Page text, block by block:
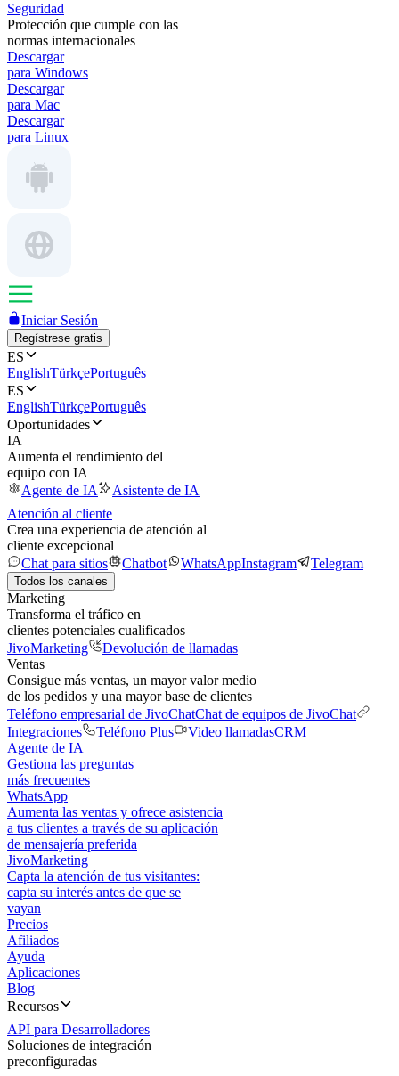
Seguridad
Protección que cumple con las
normas internacionales
Descargar
para Windows
Descargar
para Mac
Descargar
para Linux
Iniciar Sesión
Regístrese gratis
ES
EnglishTürkçePortuguês
ES
EnglishTürkçePortuguês
Oportunidades
IA
Aumenta el rendimiento del
equipo con IA
Agente de IA
Asistente de IA
Atención al cliente
Crea una experiencia de atención al
cliente excepcional
Chat para sitios
Chatbot WhatsAppInstagram Telegram
Todos los canales
Marketing
Transforma el tráfico en
clientes potenciales cualificados
JivoMarketing
Devolución de llamadas
Ventas
Consigue más ventas, un mayor valor medio
de los pedidos y una mayor base de clientes
Teléfono empresarial de JivoChatChat de equipos de JivoChat
Integraciones
Teléfono Plus Video llamadasCRM
Agente de IA
Gestiona las preguntas
más frecuentes
WhatsApp
Aumenta las ventas y ofrece asistencia
a tus clientes a través de su aplicación
de mensajería preferida
JivoMarketing
Capta la atención de tus visitantes:
capta su interés antes de que se
vayan
Precios
Afiliados
Ayuda
Aplicaciones
Blog
Recursos
API para Desarrolladores
Soluciones de integración
preconfiguradas